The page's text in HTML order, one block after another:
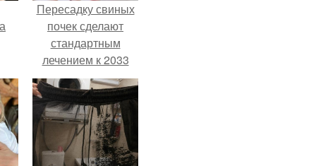
Пересадку свиных
почек сделают
стандартным
лечением к 2033
году в Японии.